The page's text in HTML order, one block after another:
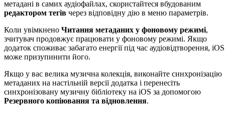
метадані в самих аудіофайлах, скористайтеся вбудованим
редактором тегів через відповідну дію в меню параметрів.
Коли увімкнено Читання метаданих у фоновому режимі,
зчитувач продовжує працювати у фоновому режимі. Якщо
додаток споживає забагато енергії під час аудіовідтворення, iOS
може призупинити його.
Якщо у вас велика музична колекція, виконайте синхронізацію
метаданих на настільній версії додатка і перенесіть
синхронізовану музичну бібліотеку на iOS за допомогою
Резервного копіювання та відновлення.